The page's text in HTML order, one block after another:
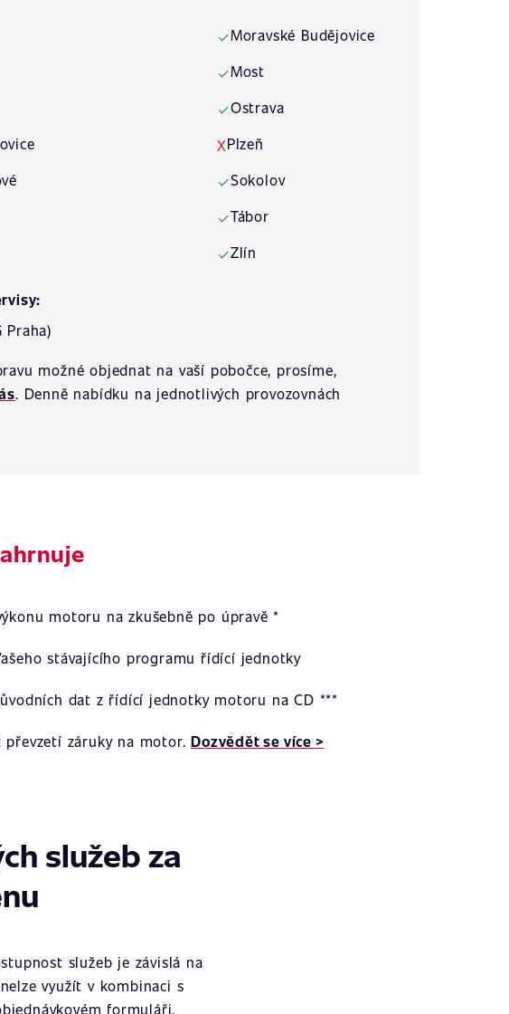
✓Moravské Budějovice
✓Most
✓Ostrava
XPlzeň
✓Sokolov
✓Tábor
✓Zlín
Praha)
možné objednat na vaší pobočce, prosíme,
. Denně nabídku na jednotlivých provozovnách
motoru na zkušebně po úpravě *
stávajícího programu řídící jednotky
dat z řídící jednotky motoru na CD ***
převzetí záruky na motor.Dozvědět se více >
služeb za
služeb je závislá na
využít v kombinaci s
formuláři.